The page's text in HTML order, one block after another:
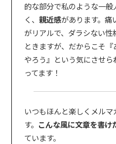
的な部分で私のような一
く、 親近感があります。痛
がリアルで、ダラシない性
ときますが、だからこそ
やろう』という気にさせら
ってます！
いつもほんと楽しくメル
す。 こんな風に文章を書け
ています。